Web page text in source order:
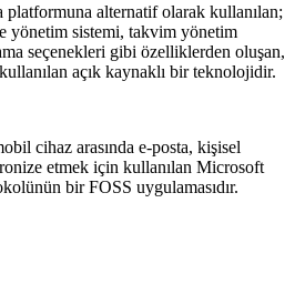
alternatif olarak kullanılan;
yönetim sistemi, takvim yönetim
seçenekleri gibi özelliklerden oluşan,
açık kaynaklı bir teknolojidir.
cihaz arasında e-posta, kişisel
etmek için kullanılan Microsoft
bir FOSS uygulamasıdır.